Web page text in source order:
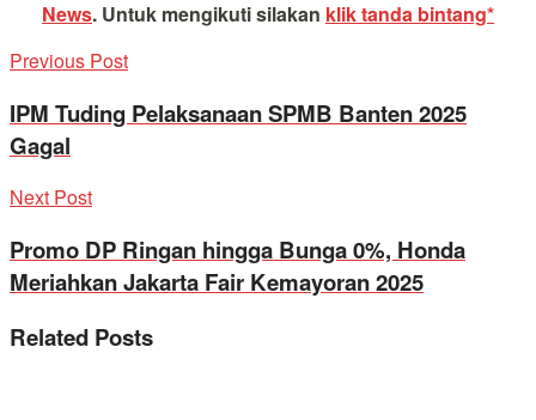
News. Untuk mengikuti silakan klik tanda bintang*
Previous Post
IPM Tuding Pelaksanaan SPMB Banten 2025
Gagal
Next Post
Promo DP Ringan hingga Bunga 0%, Honda
Meriahkan Jakarta Fair Kemayoran 2025
Related Posts